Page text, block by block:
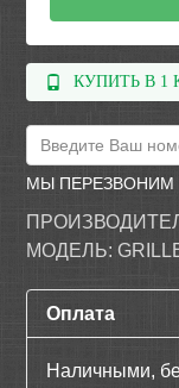
КУПИТЬ В 1
МЫ ПЕРЕЗВОНИМ
МОДЕЛЬ:
Оплата
Наличными,